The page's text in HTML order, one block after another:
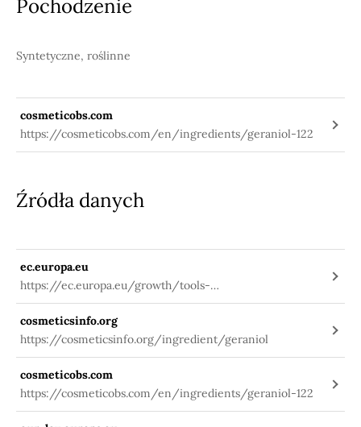
Pochodzenie
Syntetyczne, roślinne
cosmeticobs.com
https://cosmeticobs.com/en/ingredients/geraniol-122
Źródła danych
ec.europa.eu
https://ec.europa.eu/growth/tools-
databases/cosing/index.cfm?
fuseaction=search.details_v2&id=33991
cosmeticsinfo.org
https://cosmeticsinfo.org/ingredient/geraniol
cosmeticobs.com
https://cosmeticobs.com/en/ingredients/geraniol-122